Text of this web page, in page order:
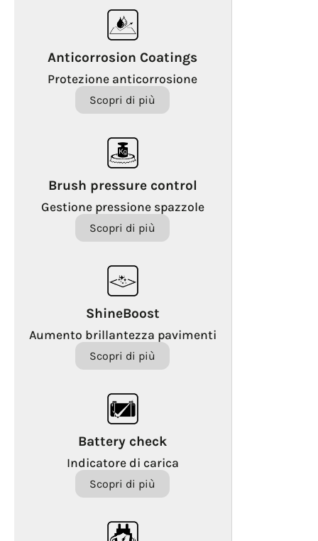
Anticorrosion Coatings
Protezione anticorrosione
Scopri di più
Brush pressure control
Gestione pressione spazzole
Scopri di più
ShineBoost
Aumento brillantezza pavimenti
Scopri di più
Battery check
Indicatore di carica
Scopri di più